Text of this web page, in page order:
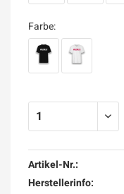
Farbe:
Artikel-Nr.:
Herstellerinfo: